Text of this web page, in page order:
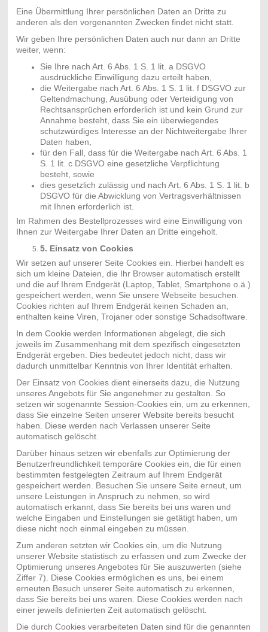
Eine Übermittlung Ihrer persönlichen Daten an Dritte zu
anderen als den vorgenannten Zwecken findet nicht statt.
Wir geben Ihre persönlichen Daten auch nur dann an Dritte
weiter, wenn:
Sie Ihre nach Art. 6 Abs. 1 S. 1 lit. a DSGVO
ausdrückliche Einwilligung dazu erteilt haben,
die Weitergabe nach Art. 6 Abs. 1 S. 1 lit. f DSGVO zur
Geltendmachung, Ausübung oder Verteidigung von
Rechtsansprüchen erforderlich ist und kein Grund zur
Annahme besteht, dass Sie ein überwiegendes
schutzwürdiges Interesse an der Nichtweitergabe Ihrer
Daten haben,
für den Fall, dass für die Weitergabe nach Art. 6 Abs. 1
S. 1 lit. c DSGVO eine gesetzliche Verpflichtung
besteht, sowie
dies gesetzlich zulässig und nach Art. 6 Abs. 1 S. 1 lit. b
DSGVO für die Abwicklung von Vertragsverhältnissen
mit Ihnen erforderlich ist.
Im Rahmen des Bestellprozesses wird eine Einwilligung von
Ihnen zur Weitergabe Ihrer Daten an Dritte eingeholt.
5. Einsatz von Cookies
Wir setzen auf unserer Seite Cookies ein. Hierbei handelt es
sich um kleine Dateien, die Ihr Browser automatisch erstellt
und die auf Ihrem Endgerät (Laptop, Tablet, Smartphone o.ä.)
gespeichert werden, wenn Sie unsere Webseite besuchen.
Cookies richten auf Ihrem Endgerät keinen Schaden an,
enthalten keine Viren, Trojaner oder sonstige Schadsoftware.
In dem Cookie werden Informationen abgelegt, die sich
jeweils im Zusammenhang mit dem spezifisch eingesetzten
Endgerät ergeben. Dies bedeutet jedoch nicht, dass wir
dadurch unmittelbar Kenntnis von Ihrer Identität erhalten.
Der Einsatz von Cookies dient einerseits dazu, die Nutzung
unseres Angebots für Sie angenehmer zu gestalten. So
setzen wir sogenannte Session-Cookies ein, um zu erkennen,
dass Sie einzelne Seiten unserer Website bereits besucht
haben. Diese werden nach Verlassen unserer Seite
automatisch gelöscht.
Darüber hinaus setzen wir ebenfalls zur Optimierung der
Benutzerfreundlichkeit temporäre Cookies ein, die für einen
bestimmten festgelegten Zeitraum auf Ihrem Endgerät
gespeichert werden. Besuchen Sie unsere Seite erneut, um
unsere Leistungen in Anspruch zu nehmen, so wird
automatisch erkannt, dass Sie bereits bei uns waren und
welche Eingaben und Einstellungen sie getätigt haben, um
diese nicht noch einmal eingeben zu müssen.
Zum anderen setzten wir Cookies ein, um die Nutzung
unserer Website statistisch zu erfassen und zum Zwecke der
Optimierung unseres Angebotes für Sie auszuwerten (siehe
Ziffer 7). Diese Cookies ermöglichen es uns, bei einem
erneuten Besuch unserer Seite automatisch zu erkennen,
dass Sie bereits bei uns waren. Diese Cookies werden nach
einer jeweils definierten Zeit automatisch gelöscht.
Die durch Cookies verarbeiteten Daten sind für die genannten